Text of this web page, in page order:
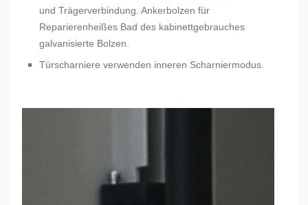
und Trägerverbindung. Ankerbolzen für
Reparierenheißes Bad des kabinettgebrauches
galvanisierte Bolzen.
Türscharniere verwenden inneren Scharniermodus.